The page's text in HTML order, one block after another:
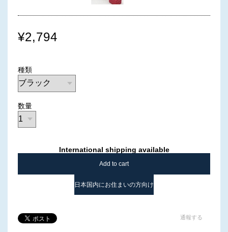
¥2,794
種類
数量
International shipping available
Add to cart
日本国内にお住まいの方向け
通報する